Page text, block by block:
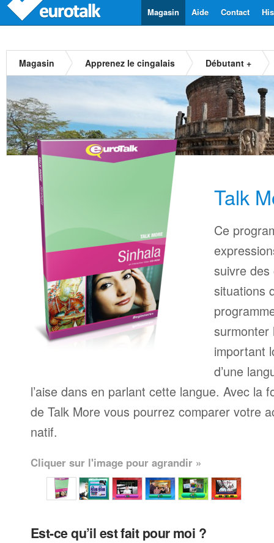
Contact
Aide
Magasin
Magasin Apprenez le cingalais Débutant +
Talk
Ce
suivre
situations
surmonter
important
d’une
l’aise dans en parlant cette langue. Avec la
de Talk More vous pourrez comparer votre
natif.
Cliquer sur l'image pour agrandir »
Est-ce qu’il est fait pour moi ?